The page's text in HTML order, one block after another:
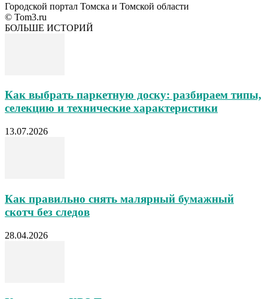
Городской портал Томска и Томской области
© Tom3.ru
БОЛЬШЕ ИСТОРИЙ
Как выбрать паркетную доску: разбираем типы,
селекцию и технические характеристики
13.07.2026
Как правильно снять малярный бумажный
скотч без следов
28.04.2026